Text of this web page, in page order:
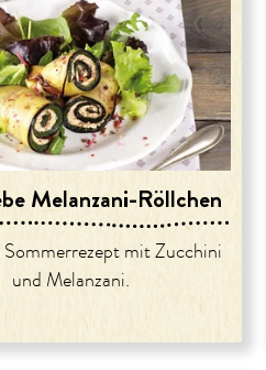
Melanzani-Röllchen
mit Zucchini
und Melanzani.